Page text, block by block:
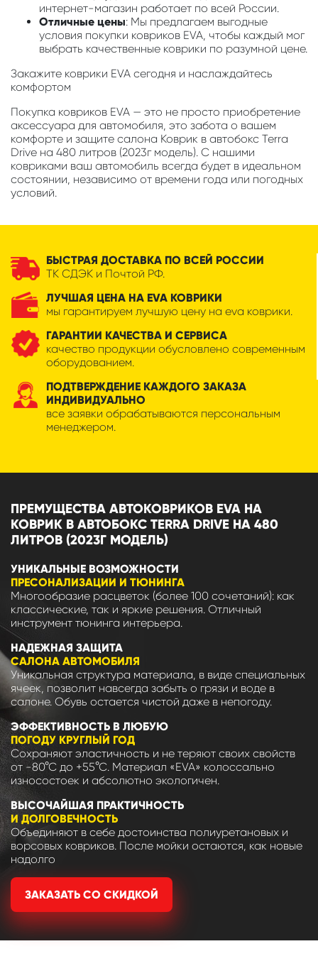
интернет-магазин работает по всей России.
Отличные цены: Мы предлагаем выгодные
условия покупки ковриков EVA, чтобы каждый мог
выбрать качественные коврики по разумной цене.
Закажите коврики EVA сегодня и наслаждайтесь
комфортом
Покупка ковриков EVA — это не просто приобретение
аксессуара для автомобиля, это забота о вашем
комфорте и защите салона Коврик в автобокс Terra
Drive на 480 литров (2023г модель). С нашими
ковриками ваш автомобиль всегда будет в идеальном
состоянии, независимо от времени года или погодных
условий.
БЫСТРАЯ ДОСТАВКА ПО ВСЕЙ РОССИИ
ТК СДЭК и Почтой РФ.
ЛУЧШАЯ ЦЕНА НА EVA КОВРИКИ
мы гарантируем лучшую цену на eva коврики.
ГАРАНТИИ КАЧЕСТВА И СЕРВИСА
качество продукции обусловлено современным
оборудованием.
ПОДТВЕРЖДЕНИЕ КАЖДОГО ЗАКАЗА
ИНДИВИДУАЛЬНО
все заявки обрабатываются персональным
менеджером.
ПРЕМУЩЕСТВА АВТОКОВРИКОВ EVA НА
КОВРИК В АВТОБОКС TERRA DRIVE НА 480
ЛИТРОВ (2023Г МОДЕЛЬ)
УНИКАЛЬНЫЕ ВОЗМОЖНОСТИ
ПРЕСОНАЛИЗАЦИИ И ТЮНИНГА
Многообразие расцветок (более 100 сочетаний): как
классические, так и яркие решения. Отличный
инструмент тюнинга интерьера.
НАДЕЖНАЯ ЗАЩИТА
САЛОНА АВТОМОБИЛЯ
Уникальная структура материала, в виде специальных
ячеек, позволит навсегда забыть о грязи и воде в
салоне. Обувь остается чистой даже в непогоду.
ЭФФЕКТИВНОСТЬ В ЛЮБУЮ
ПОГОДУ КРУГЛЫЙ ГОД
Сохраняют эластичность и не теряют своих свойств
от -80°С до +55°С. Материал «EVA» колоссально
износостоек и абсолютно экологичен.
ВЫСОЧАЙШАЯ ПРАКТИЧНОСТЬ
И ДОЛГОВЕЧНОСТЬ
Объединяют в себе достоинства полиуретановых и
ворсовых ковриков. После мойки остаются, как новые
надолго
ЗАКАЗАТЬ СО СКИДКОЙ